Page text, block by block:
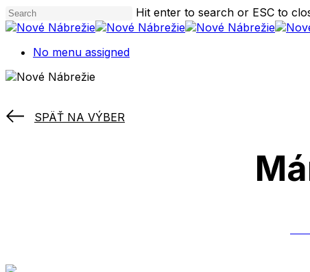
Skip
to
content
Hit enter to search or ESC to
Close
No menu assigned
SPÄŤ NA VÝBER